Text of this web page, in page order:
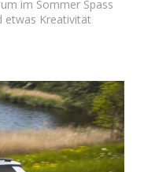
im Sommer Spass
etwas Kreativität